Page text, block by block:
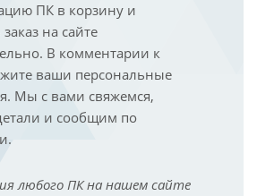
ПК в корзину и
на сайте
В комментарии к
ваши персональные
Мы с вами свяжемся,
и сообщим по
любого ПК на нашем сайте